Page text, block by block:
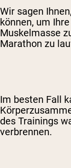
Wir sagen
können, um
Muskelmasse
Marathon zu
Im besten Fall
des Trainings
verbrennen.